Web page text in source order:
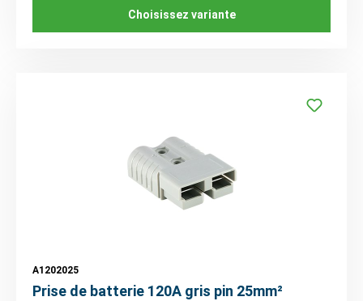
Choisissez variante
A1202025
Prise de batterie 120A gris pin 25mm²